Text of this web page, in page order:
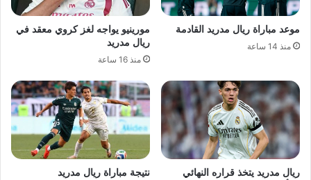
موعد مباراة ريال مدريد القادمة
منذ 14 ساعة
مورينيو يواجه لغز كروي معقد في
ريال مدريد
منذ 16 ساعة
ريال مدريد يتخذ قراره النهائي
نتيجة مباراة ريال مدريد